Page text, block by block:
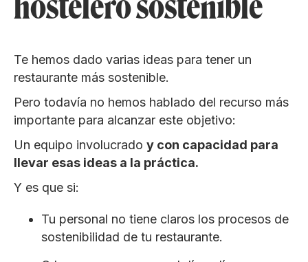
Te hemos dado varias ideas para tener un
restaurante más sostenible.
Pero todavía no hemos hablado del recurso más
importante para alcanzar este objetivo:
Un equipo involucrado y con capacidad para
llevar esas ideas a la práctica.
Y es que si:
Tu personal no tiene claros los procesos de
sostenibilidad de tu restaurante.